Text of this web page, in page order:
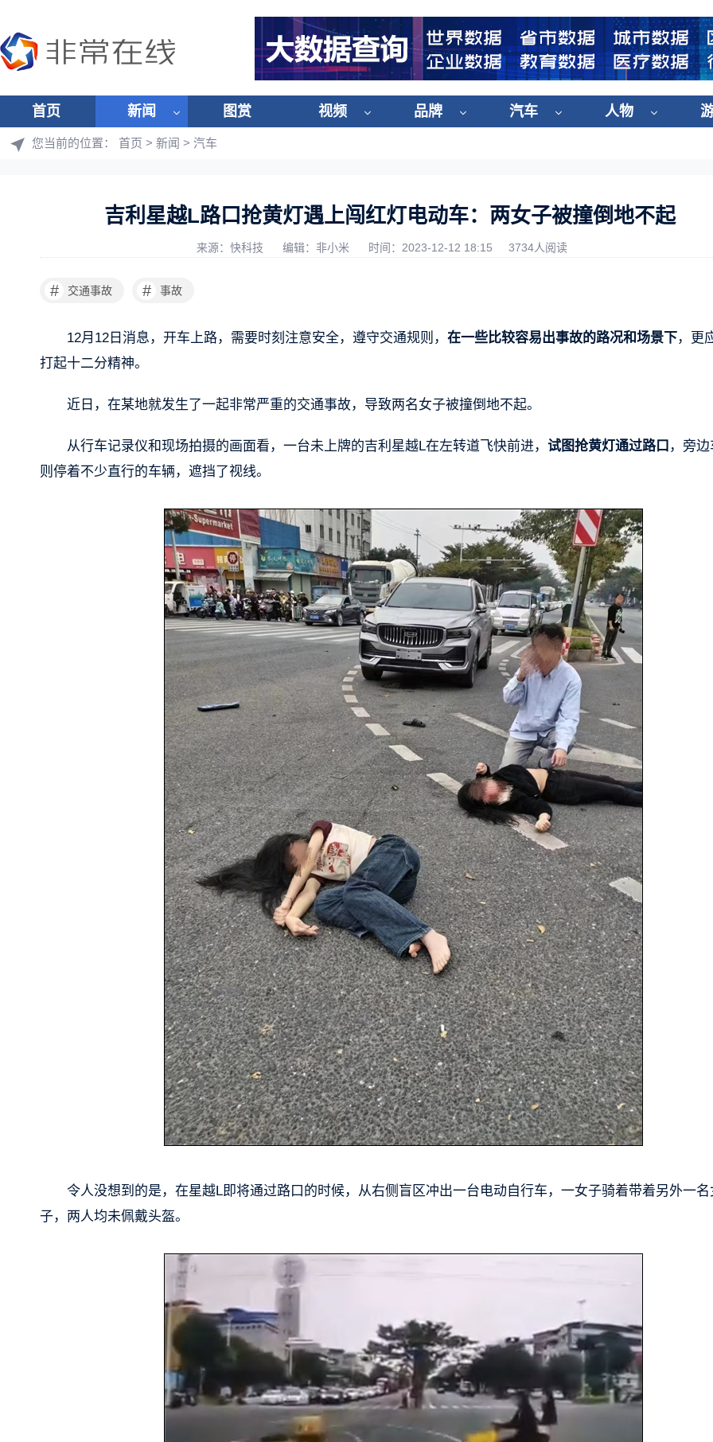
首页 新闻 图赏 视频 品牌 汽车 人物
您当前的位置： 首页 > 新闻 > 汽车
吉利星越L路口抢黄灯遇上闯红灯电动车：两女子被撞倒地不起
来源：快科技 编辑：非小米 时间：2023-12-12 18:15 3734人阅读
# 交通事故 # 事故
12月12日消息，开车上路，需要时刻注意安全，遵守交通规则， 在一些比较容易出事故的路况和场景下，更
打起十二分精神。
近日，在某地就发生了一起非常严重的交通事故，导致两名女子被撞倒地不起。
从行车记录仪和现场拍摄的画面看，一台未上牌的吉利星越L在左转道飞快前进， 试图抢黄灯通过路口 ，旁
则停着不少直行的车辆，遮挡了视线。
令人没想到的是，在星越L即将通过路口的时候，从右侧盲区冲出一台电动自行车，一女子骑着带着另外一名
子，两人均未佩戴头盔。